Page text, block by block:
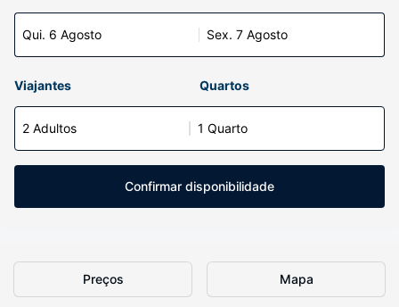
Qui. 6 Agosto Sex. 7 Agosto
Viajantes Quartos
2 Adultos 1 Quarto
Confirmar disponibilidade
Preços Mapa